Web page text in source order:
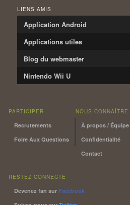
LIENS AMIS
Application Android
Applications utiles
Blog du webmaster
Nintendo Wii U
PARTICIPER
Recrutements
Foire Aux Questions
NOUS CONNAÎTRE
À propos / Équipe
Confidentialité
Contact
RESTEZ CONNECTÉ
Devenez fan sur Facebook